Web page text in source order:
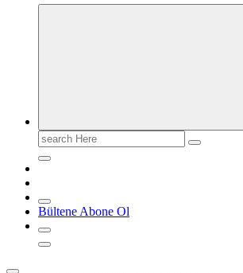
Search
for:
Bültene Abone Ol